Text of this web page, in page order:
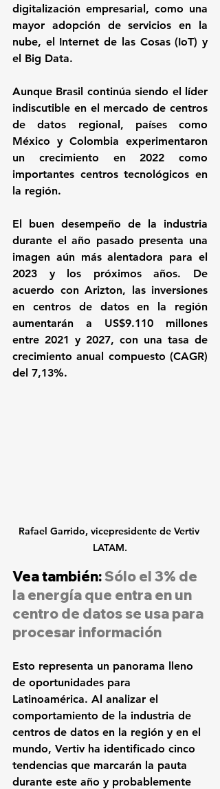
digitalización empresarial, como una
mayor adopción de servicios en la
nube, el Internet de las Cosas (IoT) y
el Big Data.
Aunque Brasil continúa siendo el líder
indiscutible en el mercado de centros
de datos regional, países como
México y Colombia experimentaron
un crecimiento en 2022 como
importantes centros tecnológicos en
la región.
El buen desempeño de la industria
durante el año pasado presenta una
imagen aún más alentadora para el
2023 y los próximos años. De
acuerdo con Arizton, las inversiones
en centros de datos en la región
aumentarán a US$9.110 millones
entre 2021 y 2027, con una tasa de
crecimiento anual compuesto (CAGR)
del 7,13%.
Rafael Garrido, vicepresidente de Vertiv
LATAM.
Vea también: Sólo el 3% de
la energía que entra en un
centro de datos se usa para
procesar información
Esto representa un panorama lleno
de oportunidades para
Latinoamérica. Al analizar el
comportamiento de la industria de
centros de datos en la región y en el
mundo, Vertiv ha identificado cinco
tendencias que marcarán la pauta
durante este año y probablemente